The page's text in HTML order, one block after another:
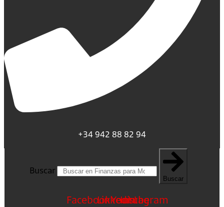
+34 942 88 82 94
Buscar
Buscar
FacebookLinkedin
Youtube
Instagram